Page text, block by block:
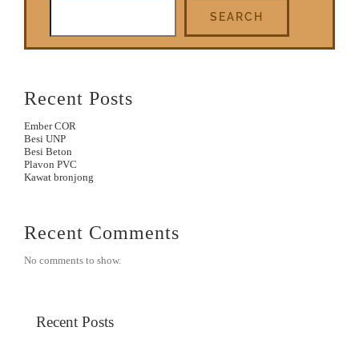
SEARCH
Recent Posts
Ember COR
Besi UNP
Besi Beton
Plavon PVC
Kawat bronjong
Recent Comments
No comments to show.
Recent Posts